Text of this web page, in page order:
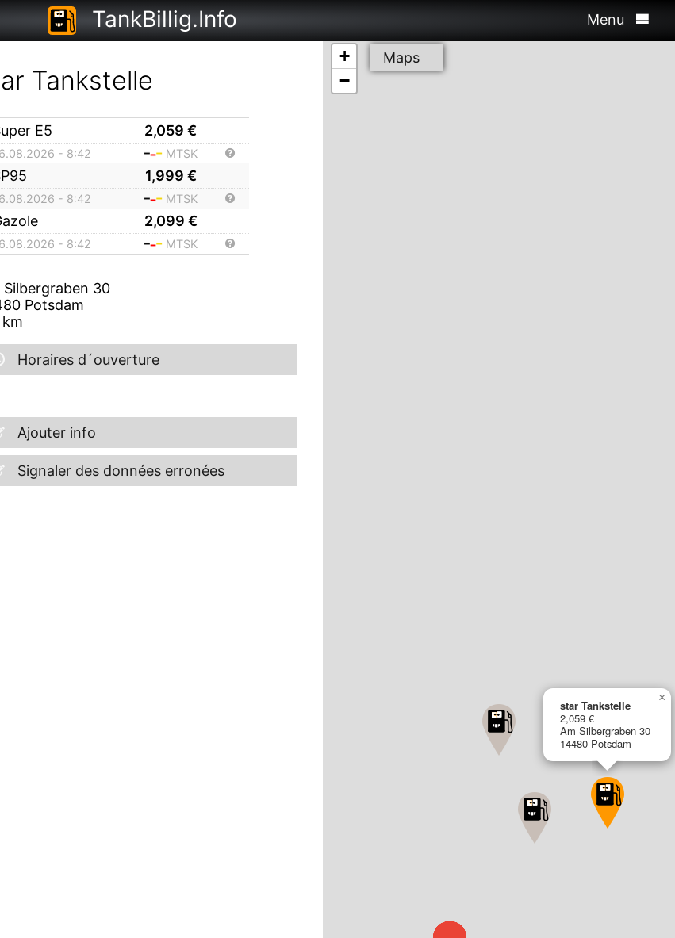
TankBillig.Info Menu
Tankstelle
E5 2,059 €
- 8:42 MTSK
1,999 €
- 8:42 MTSK
2,099 €
- 8:42 MTSK
Silbergraben 30
Potsdam
Horaires d´ouverture
Ajouter info
Signaler des données erronées
star Tankstelle
2,059 €
Am Silbergraben 30
14480 Potsdam
×
+
−
Maps